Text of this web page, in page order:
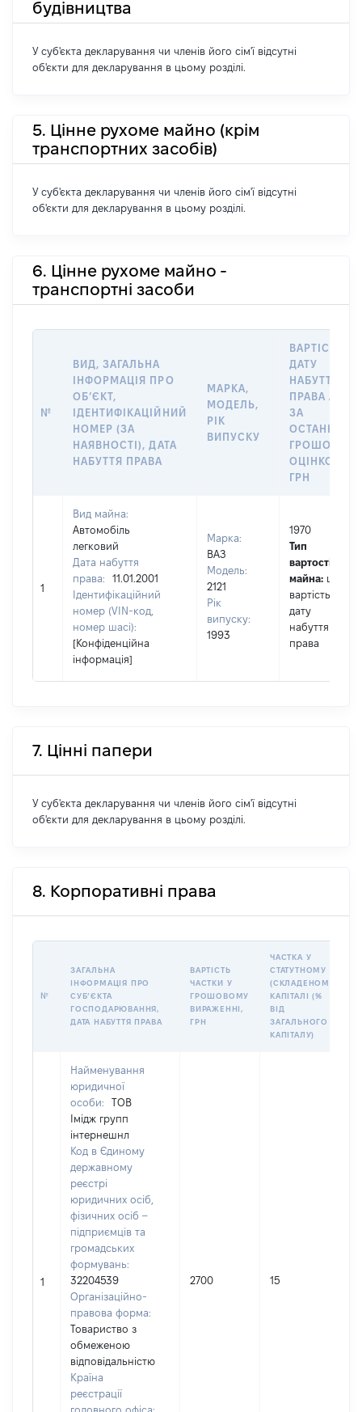
будівництва
У суб'єкта декларування чи членів його сім'ї відсутні
об'єкти для декларування в цьому розділі.
5. Цінне рухоме майно (крім
транспортних засобів)
У суб'єкта декларування чи членів його сім'ї відсутні
об'єкти для декларування в цьому розділі.
6. Цінне рухоме майно -
транспортні засоби
№
ВИД, ЗАГАЛЬНА
ІНФОРМАЦІЯ ПРО
ОБʼЄКТ,
ІДЕНТИФІКАЦІЙНИЙ
НОМЕР (ЗА
НАЯВНОСТІ), ДАТА
НАБУТТЯ ПРАВА
МАРКА,
МОДЕЛЬ,
РІК
ВИПУСКУ
ВАРТІСТЬ НА
ДАТУ
НАБУТТЯ
ПРАВА АБО
ЗА
ГРОШОВОЮ
ОЦІНКОЮ,
ГРН
1
Вид майна:
Автомобіль
легковий
Дата набуття
права:
11.01.2001
Ідентифікаційний
номер (VIN-код,
номер шасі):
[Конфіденційна
інформація]
Марка:
ВАЗ
Модель:
2121
Рік
випуску:
1993
1970
Тип
вартості
майна: це
вартість на
дату
набуття
права
7. Цінні папери
У суб'єкта декларування чи членів його сім'ї відсутні
об'єкти для декларування в цьому розділі.
8. Корпоративні права
№
ЗАГАЛЬНА
ІНФОРМАЦІЯ ПРО
СУБʼЄКТА
ГОСПОДАРЮВАННЯ,
ДАТА НАБУТТЯ ПРАВА
ВАРТІСТЬ
ЧАСТКИ У
ГРОШОВОМУ
ВИРАЖЕННІ,
ГРН
ЧАСТКА У
СТАТУТНОМУ
(СКЛАДЕНОМУ)
КАПІТАЛІ (%
ВІД
ЗАГАЛЬНОГО
КАПІТАЛУ)
1
Найменування
юридичної
особи:
ТОВ
Імідж групп
інтернешнл
Код в Єдиному
державному
реєстрі
юридичних осіб,
фізичних осіб –
підприємців та
громадських
формувань:
32204539
Організаційно-
правова форма:
Товариство з
обмеженою
відповідальністю
Країна
реєстрації
головного офіса:
2700 15